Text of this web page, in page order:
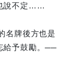
說不定……
名牌後方也是
給予鼓勵。──